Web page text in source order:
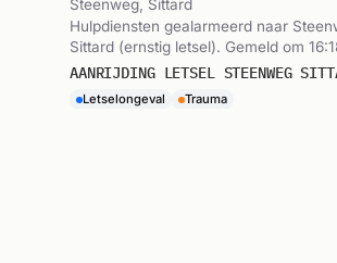
Steenweg, Sittard
Hulpdiensten gealarmeerd naar
Sittard (ernstig letsel). Gemeld om
AANRIJDING LETSEL STEENWEG
Letselongeval Trauma